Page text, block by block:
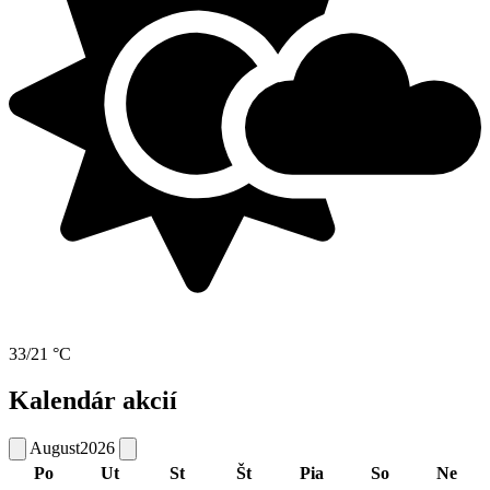
33/21 °C
Kalendár akcií
August2026
Po
Ut St Št Pia So
Ne